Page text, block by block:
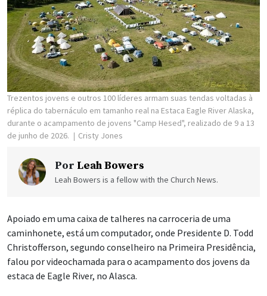
Trezentos jovens e outros 100 líderes armam suas tendas voltadas à
réplica do tabernáculo em tamanho real na Estaca Eagle River Alaska,
durante o acampamento de jovens "Camp Hesed", realizado de 9 a 13
de junho de 2026.
Cristy Jones
Por Leah Bowers
Leah Bowers is a fellow with the Church News.
Apoiado em uma caixa de talheres na carroceria de uma
caminhonete, está um computador, onde Presidente D. Todd
Christofferson, segundo conselheiro na Primeira Presidência,
falou por videochamada para o acampamento dos jovens da
estaca de Eagle River, no Alasca.